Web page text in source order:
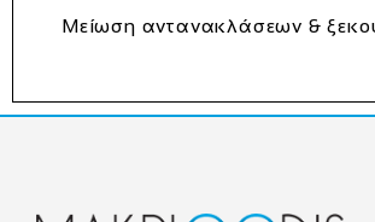
Μείωση αντανακλάσεων &